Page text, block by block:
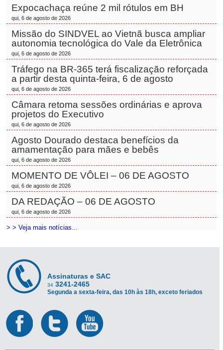
Expocachaça reúne 2 mil rótulos em BH
qui, 6 de agosto de 2026
Missão do SINDVEL ao Vietnã busca ampliar
autonomia tecnológica do Vale da Eletrônica
qui, 6 de agosto de 2026
Tráfego na BR-365 terá fiscalização reforçada
a partir desta quinta-feira, 6 de agosto
qui, 6 de agosto de 2026
Câmara retoma sessões ordinárias e aprova
projetos do Executivo
qui, 6 de agosto de 2026
Agosto Dourado destaca benefícios da
amamentação para mães e bebês
qui, 6 de agosto de 2026
MOMENTO DE VÔLEI – 06 DE AGOSTO
qui, 6 de agosto de 2026
DA REDAÇÃO – 06 DE AGOSTO
qui, 6 de agosto de 2026
> > Veja mais notícias...
Assinaturas e SAC
34 3241-2465
Segunda a sexta-feira, das 10h às 18h, exceto feriados